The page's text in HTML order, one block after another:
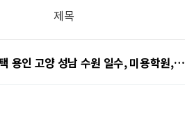
제목
용인 고양 성남 수원 일수, 미용학원,…